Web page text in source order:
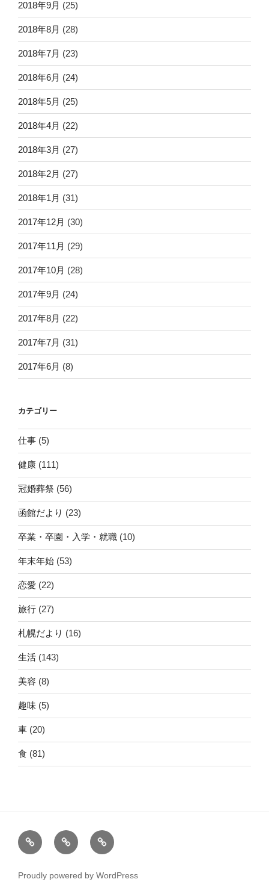
2018年9月 (25)
2018年8月 (28)
2018年7月 (23)
2018年6月 (24)
2018年5月 (25)
2018年4月 (22)
2018年3月 (27)
2018年2月 (27)
2018年1月 (31)
2017年12月 (30)
2017年11月 (29)
2017年10月 (28)
2017年9月 (24)
2017年8月 (22)
2017年7月 (31)
2017年6月 (8)
カテゴリー
仕事 (5)
健康 (111)
冠婚葬祭 (56)
函館だより (23)
卒業・卒園・入学・就職 (10)
年末年始 (53)
恋愛 (22)
旅行 (27)
札幌だより (16)
生活 (143)
美容 (8)
趣味 (5)
車 (20)
食 (81)
ホ
ー
運
営
こ
の
Proudly powered by WordPress